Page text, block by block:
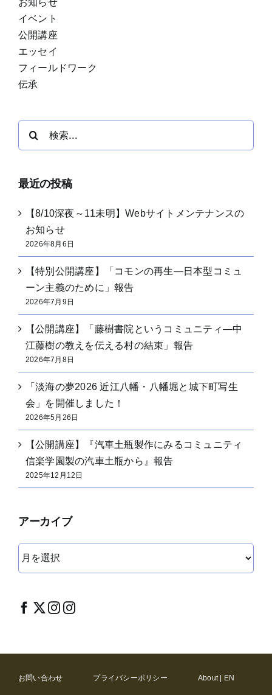
イベント
公開講座
エッセイ
フィールドワーク
伝承
最近の投稿
【8/10深夜～11未明】Webサイトメンテナンスの
お知らせ
2026年8月6日
【特別公開講座】「コモンの再生―日本型コミュ
ーン主義のために」報告
2026年7月9日
【公開講座】「藤樹書院というコミュニティ―中
江藤樹の教えを伝える村の結束」報告
2026年7月8日
「淡海の夢2026 近江八幡・八幡堀と城下町写生
会」を開催しました！
2026年5月26日
【公開講座】『汽車土瓶製作にみるコミュニティ
信楽学園製の汽車土瓶から』報告
2025年12月12日
アーカイブ
イ
ブ
お問い合わせ プライバシーポリシー About | EN